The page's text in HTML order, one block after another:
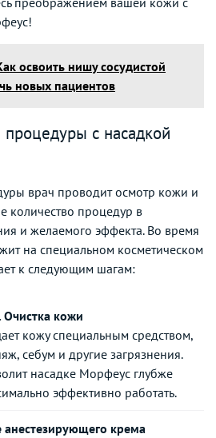
освоить нишу сосудистой
новых пациентов
с насадкой
врач проводит осмотр кожи и
количество процедур в
и желаемого эффекта. Во время
на специальном косметическом
к следующим шагам:
Очистка кожи
кожу специальным средством,
себум и другие загрязнения.
насадке Морфеус глубже
эффективно работать.
анестезирующего крема